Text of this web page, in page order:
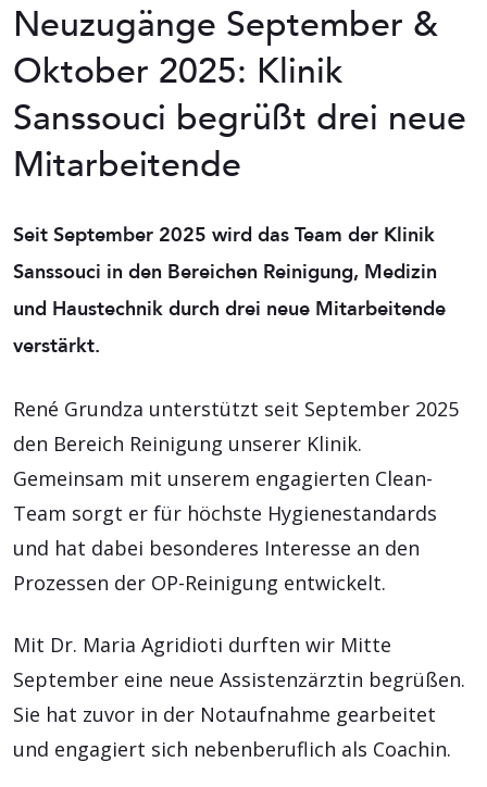
Neuzugänge September &
Oktober 2025: Klinik
Sanssouci begrüßt drei neue
Mitarbeitende
Seit September 2025 wird das Team der Klinik
Sanssouci in den Bereichen Reinigung, Medizin
und Haustechnik durch drei neue Mitarbeitende
verstärkt.
René Grundza unterstützt seit September 2025
den Bereich Reinigung unserer Klinik.
Gemeinsam mit unserem engagierten Clean-
Team sorgt er für höchste Hygienestandards
und hat dabei besonderes Interesse an den
Prozessen der OP-Reinigung entwickelt.
Mit Dr. Maria Agridioti durften wir Mitte
September eine neue Assistenzärztin begrüßen.
Sie hat zuvor in der Notaufnahme gearbeitet
und engagiert sich nebenberuflich als Coachin.